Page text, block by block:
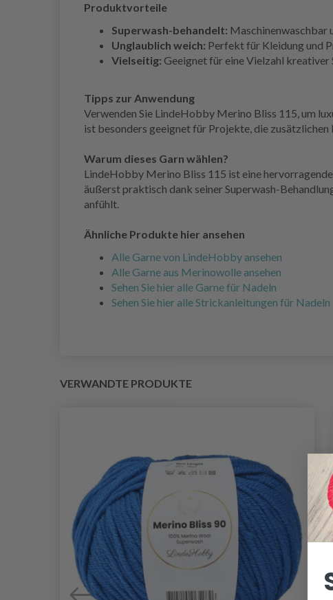
Produktvorteile
Superwash-behandelt: Maschinenwaschbar
Unglaublich weich: Perfekt für Kleidung und
Vielseitig: Geeignet für eine Vielzahl
Tipps zur Anwendung
Verwenden Sie LindeHobby Merino Bliss 115, um
ist besonders geeignet für Projekte, die
Warum dieses Garn wählen?
LindeHobby Merino Bliss 115 ist eine
äußerst praktisch dank seiner Superwash-
anfühlt.
Ähnliche Produkte hier ansehen
Alle Garne von LindeHobby ansehen
Alle Garne aus Merinowolle ansehen
Sehen Sie hier alle Garne für Nadeln
Sehen Sie hier alle Strickanleitungen für Nadeln
VERWANDTE PRODUKTE